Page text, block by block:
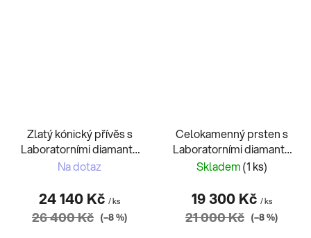
Zlatý kónický přívěs s
Laboratorními diamanty
1,00ct
Na dotaz
24 140 Kč / ks
26 400 Kč (–8 %)
Celokamenný prsten s
Laboratorními diamanty
1,20ct
Skladem(1 ks)
19 300 Kč / ks
21 000 Kč (–8 %)